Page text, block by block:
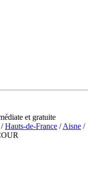
et gratuite
/Hauts-de-France /Aisne /